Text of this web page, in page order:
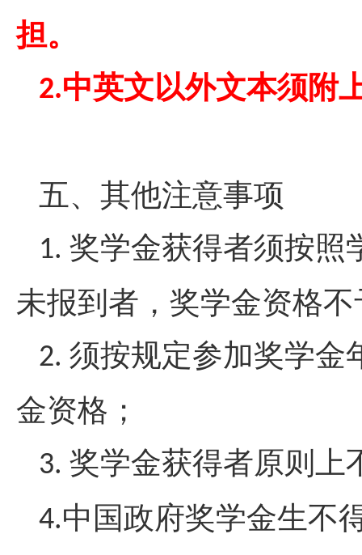
担。
2.中英文以外文本须附
五、其他注意事项
1. 奖学金获得者须按照
未报到者，奖学金资格
2. 须按规定参加奖学金
金资格；
3. 奖学金获得者原则上
4.中国政府奖学金生不